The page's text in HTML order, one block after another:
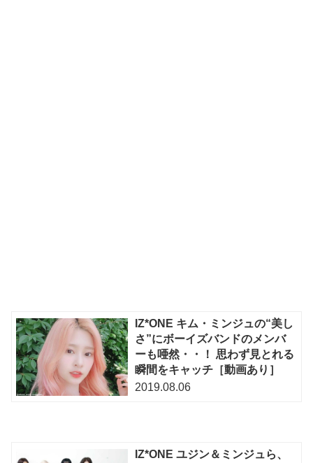
IZ*ONE キム・ミンジュの“美し
さ”にボーイズバンドのメンバ
ーも唖然・・！ 思わず見とれる
瞬間をキャッチ［動画あり］
2019.08.06
IZ*ONE ユジン＆ミンジュら、